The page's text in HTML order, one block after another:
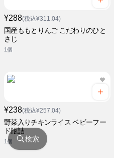
¥288(税込¥311.04)
国産ももとりんご こだわりのひと
さじ
1個
¥238(税込¥257.04)
野菜入りチキンライス ベビーフー
ド瓶詰
1個 検索